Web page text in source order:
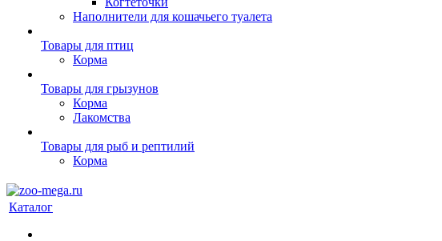
Наполнители для кошачьего туалета
Товары для птиц
Корма
Товары для грызунов
Корма
Лакомства
Товары для рыб и рептилий
Корма
Каталог